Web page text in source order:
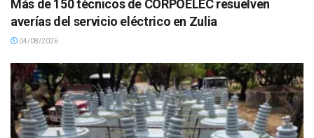
Más de 150 técnicos de CORPOELEC resuelven
averías del servicio eléctrico en Zulia
04/08/2026